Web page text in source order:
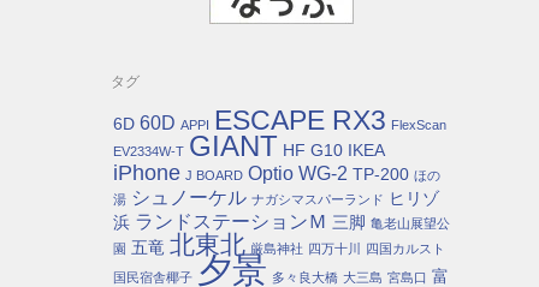
タグ
6D 60D APPI ESCAPE RX3 FlexScan
EV2334W-T GIANT HF G10 IKEA
iPhone J BOARD Optio WG-2 TP-200 ほの
湯 シュノーケル ナガシマスパーランド ヒリゾ
浜 ランドステーションＭ 三脚 亀老山展望公
園 五竜 北東北 厳島神社 四万十川
四国カルスト
国民宿舎椰子 夕景 多々良大橋 大三島 宮島口 富